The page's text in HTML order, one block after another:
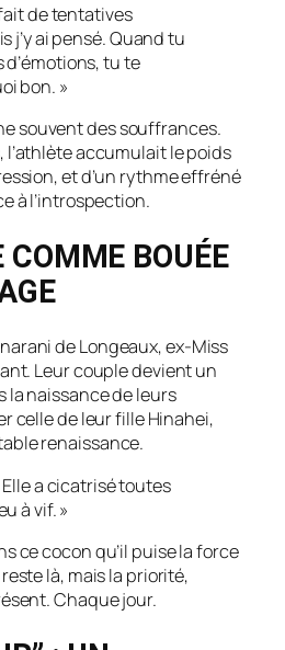
fait de tentatives
j’y ai pensé. Quand tu
tu te
bon. »
souvent des souffrances.
l’athlète accumulait le poids
et d’un rythme effréné
à l’introspection.
BOUÉE
de Longeaux, ex-Miss
Leur couple devient un
la naissance de leurs
celle de leur fille Hinahei,
renaissance.
Elle a cicatrisé toutes
à vif. »
ce cocon qu’il puise la force
là, mais la priorité,
Chaque jour.